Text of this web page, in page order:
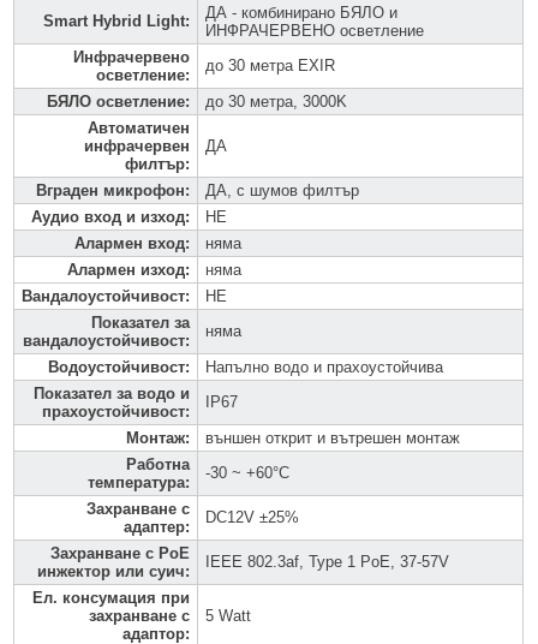
Smart Hybrid Light:
ДА - комбинирано БЯЛО и
ИНФРАЧЕРВЕНО осветление
Инфрачервено
осветление:
до 30 метра EXIR
БЯЛО осветление:
до 30 метра, 3000K
Автоматичен
инфрачервен
филтър:
ДА
Вграден микрофон:
ДА, с шумов филтър
Аудио вход и изход:
НЕ
Алармен вход:
няма
Алармен изход:
няма
Вандалоустойчивост:
НЕ
Показател за
вандалоустойчивост:
няма
Водоустойчивост:
Напълно водо и прахоустойчива
Показател за водо и
прахоустойчивост:
IP67
Монтаж:
външен открит и вътрешен монтаж
Работна
температура:
-30 ~ +60°C
Захранване с
адаптер:
DC12V ±25%
Захранване с PoE
инжектор или суич:
IEEE 802.3af, Type 1 PoE, 37-57V
Ел. консумация при
захранване с
адаптор:
5 Watt